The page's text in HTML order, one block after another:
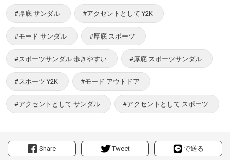
Share Tweet で送る
#厚底 サンダル #アクセントとして Y2K
#モード サンダル #厚底 スポーツ
#スポーツサンダル 歩きやすい #厚底 スポーツサンダル
#スポーツ Y2K #モード アウトドア
#アクセントとして サンダル #アクセントとして スポーツ